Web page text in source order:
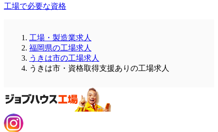
工場で必要な資格
工場・製造業求人
福岡県の工場求人
うきは市の工場求人
うきは市・資格取得支援ありの工場求人